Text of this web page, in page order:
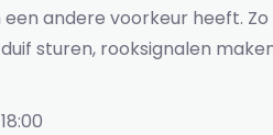
andere voorkeur heeft.
sturen, rooksignalen